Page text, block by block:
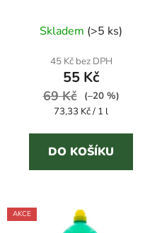
ml odvápňovač pračky
Skladem (>5 ks)
45 Kč bez DPH
55 Kč
69 Kč
(–20 %)
Měrná
73,33 Kč / 1 l
DO KOŠÍKU
AKCE